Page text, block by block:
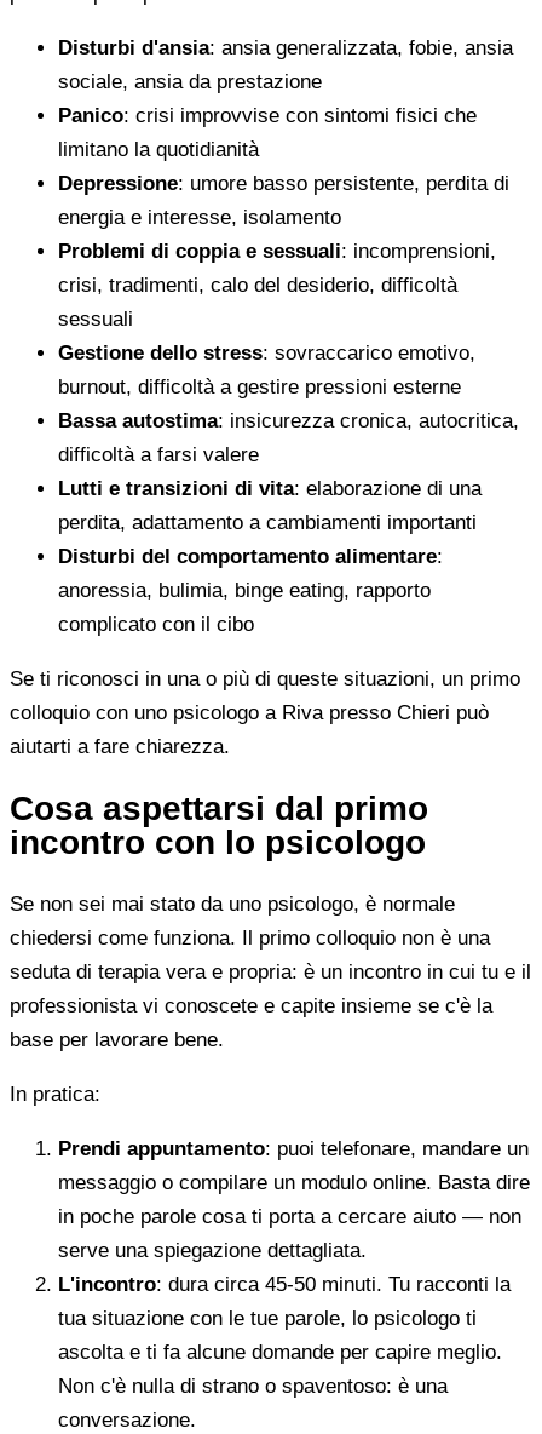
Disturbi d'ansia: ansia generalizzata, fobie, ansia
sociale, ansia da prestazione
Panico: crisi improvvise con sintomi fisici che
limitano la quotidianità
Depressione: umore basso persistente, perdita di
energia e interesse, isolamento
Problemi di coppia e sessuali: incomprensioni,
crisi, tradimenti, calo del desiderio, difficoltà
sessuali
Gestione dello stress: sovraccarico emotivo,
burnout, difficoltà a gestire pressioni esterne
Bassa autostima: insicurezza cronica, autocritica,
difficoltà a farsi valere
Lutti e transizioni di vita: elaborazione di una
perdita, adattamento a cambiamenti importanti
Disturbi del comportamento alimentare:
anoressia, bulimia, binge eating, rapporto
complicato con il cibo
Se ti riconosci in una o più di queste situazioni, un primo
colloquio con uno psicologo a Riva presso Chieri può
aiutarti a fare chiarezza.
Cosa aspettarsi dal primo
incontro con lo psicologo
Se non sei mai stato da uno psicologo, è normale
chiedersi come funziona. Il primo colloquio non è una
seduta di terapia vera e propria: è un incontro in cui tu e il
professionista vi conoscete e capite insieme se c'è la
base per lavorare bene.
In pratica:
Prendi appuntamento: puoi telefonare, mandare un
messaggio o compilare un modulo online. Basta dire
in poche parole cosa ti porta a cercare aiuto — non
serve una spiegazione dettagliata.
L'incontro: dura circa 45-50 minuti. Tu racconti la
tua situazione con le tue parole, lo psicologo ti
ascolta e ti fa alcune domande per capire meglio.
Non c'è nulla di strano o spaventoso: è una
conversazione.